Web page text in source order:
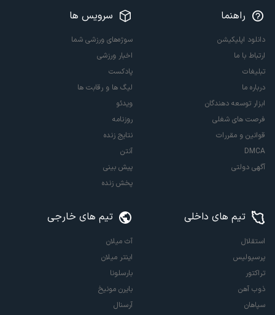
راهنما
دانلود اپلیکیشن
ارتباط با ما
تبلیغات
درباره ما
ابزار توسعه دهندگان
فرصت های شغلی
قوانین و مقررات
DMCA
آگهی دولتی
سرویس ها
سوژه‌های ورزشی شما
اخبار ورزشی
پادکست
لیگ ها و رقابت ها
ویدئو
روزنامه
نتایج زنده
آنتن
پیش بینی
پخش زنده
تیم های داخلی
استقلال
پرسپولیس
تراکتور
ذوب آهن
سپاهان
تیم های خارجی
آث میلان
اینتر میلان
بارسلونا
بایرن مونیخ
آرسنال